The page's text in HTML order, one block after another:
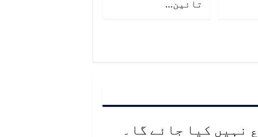
تائين…
نہیں کیا جائے گا۔